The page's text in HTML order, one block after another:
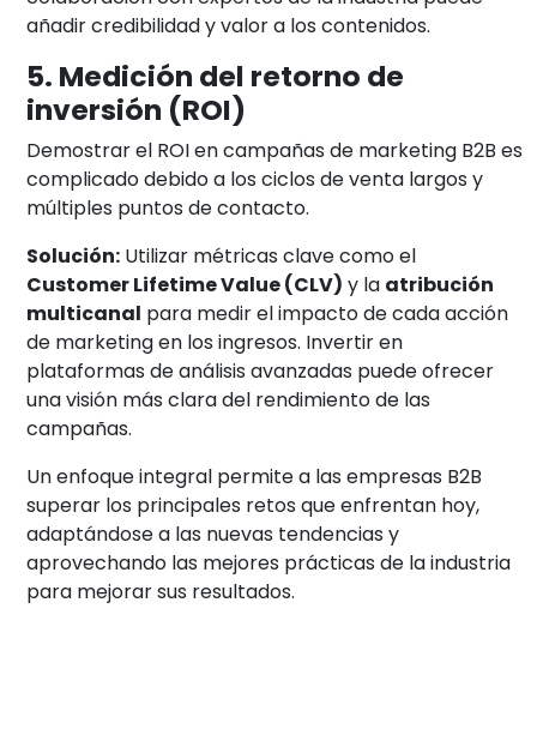
añadir credibilidad y valor a los contenidos.
5. Medición del retorno de
inversión (ROI)
Demostrar el ROI en campañas de marketing B2B es
complicado debido a los ciclos de venta largos y
múltiples puntos de contacto.
Solución: Utilizar métricas clave como el
Customer Lifetime Value (CLV) y la atribución
multicanal para medir el impacto de cada acción
de marketing en los ingresos. Invertir en
plataformas de análisis avanzadas puede ofrecer
una visión más clara del rendimiento de las
campañas.
Un enfoque integral permite a las empresas B2B
superar los principales retos que enfrentan hoy,
adaptándose a las nuevas tendencias y
aprovechando las mejores prácticas de la industria
para mejorar sus resultados.